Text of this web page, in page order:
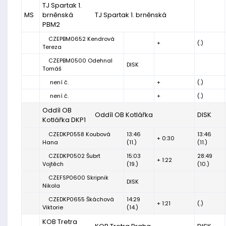
MS
TJ Spartak 1.
brněnská
PBM2
TJ Spartak 1. brněnská
CZEPBM0652 Kendrová
Tereza
+ (.)
CZEPBM0500 Odehnal
Tomáš
DISK
není č. +
(.)
není č.
+ (.)
Oddíl OB
Kotlářka DKP1
Oddíl OB Kotlářka DISK
CZEDKP0558 Koubová
Hana
13:46
(11.)
+ 0:30
13:46
(11.)
CZEDKP0502 Šubrt
Vojtěch
15:03
(19.)
+ 1:22
28:49
(10.)
CZEFSP0600 Skripnik
Nikola
DISK
CZEDKP0655 Škáchová
Viktorie
14:29
(14.)
+ 1:21 (.)
KOB Tretra